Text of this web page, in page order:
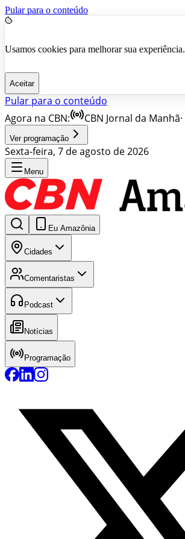
Pular para o conteúdo
Usamos cookies para melhorar sua experiência.
Aceitar
Pular para o conteúdo
Agora na CBN:
CBN Jornal da Manhã·
Ver programação
Sexta-feira, 7 de agosto de 2026
Menu
Eu Amazônia
Cidades
Comentaristas
Podcast
Notícias
Programação